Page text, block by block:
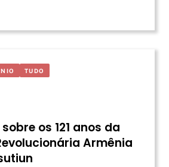
TUDO
os 121 anos da
Armênia